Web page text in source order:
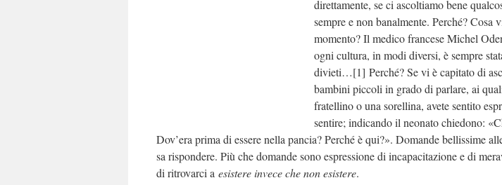
direttamente, se ci ascoltiamo bene
sempre e non banalmente. Perché? Cosa
momento? Il medico francese Michel
ogni cultura, in modi diversi, è sempre
divieti…[1] Perché? Se vi è capitato di
bambini piccoli in grado di parlare, ai
fratellino o una sorellina, avete sentito
sentire; indicando il neonato chiedono:
Dov’era prima di essere nella pancia? Perché è qui?». Domande bellissime
sa rispondere. Più che domande sono espressione di incapacitazione e di
di ritrovarci a esistere invece che non esistere.